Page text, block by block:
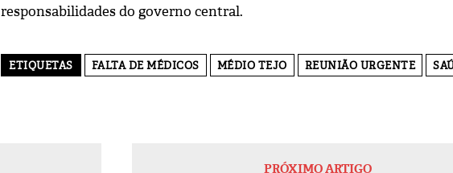
responsabilidades do governo central.
ETIQUETAS FALTA DE MÉDICOS MÉDIO TEJO REUNIÃO URGENTE
PRÓXIMO ARTIGO